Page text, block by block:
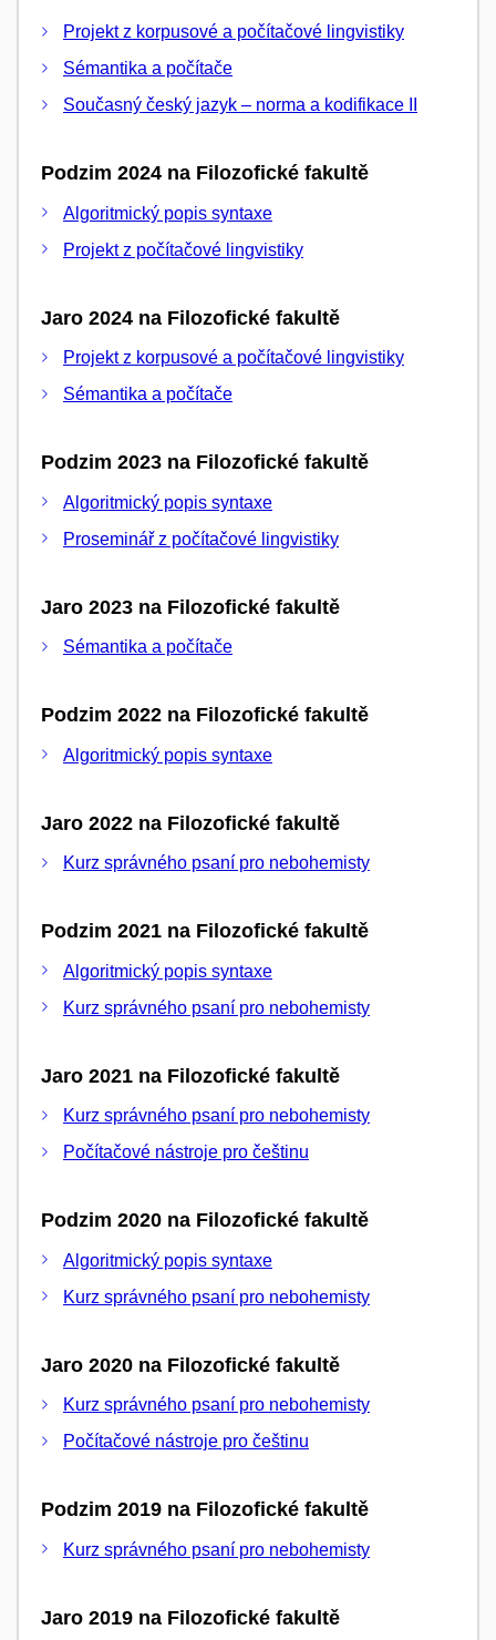
Projekt z korpusové a počítačové lingvistiky
Sémantika a počítače
Současný český jazyk – norma a kodifikace II
Podzim 2024 na Filozofické fakultě
Algoritmický popis syntaxe
Projekt z počítačové lingvistiky
Jaro 2024 na Filozofické fakultě
Projekt z korpusové a počítačové lingvistiky
Sémantika a počítače
Podzim 2023 na Filozofické fakultě
Algoritmický popis syntaxe
Proseminář z počítačové lingvistiky
Jaro 2023 na Filozofické fakultě
Sémantika a počítače
Podzim 2022 na Filozofické fakultě
Algoritmický popis syntaxe
Jaro 2022 na Filozofické fakultě
Kurz správného psaní pro nebohemisty
Podzim 2021 na Filozofické fakultě
Algoritmický popis syntaxe
Kurz správného psaní pro nebohemisty
Jaro 2021 na Filozofické fakultě
Kurz správného psaní pro nebohemisty
Počítačové nástroje pro češtinu
Podzim 2020 na Filozofické fakultě
Algoritmický popis syntaxe
Kurz správného psaní pro nebohemisty
Jaro 2020 na Filozofické fakultě
Kurz správného psaní pro nebohemisty
Počítačové nástroje pro češtinu
Podzim 2019 na Filozofické fakultě
Kurz správného psaní pro nebohemisty
Jaro 2019 na Filozofické fakultě